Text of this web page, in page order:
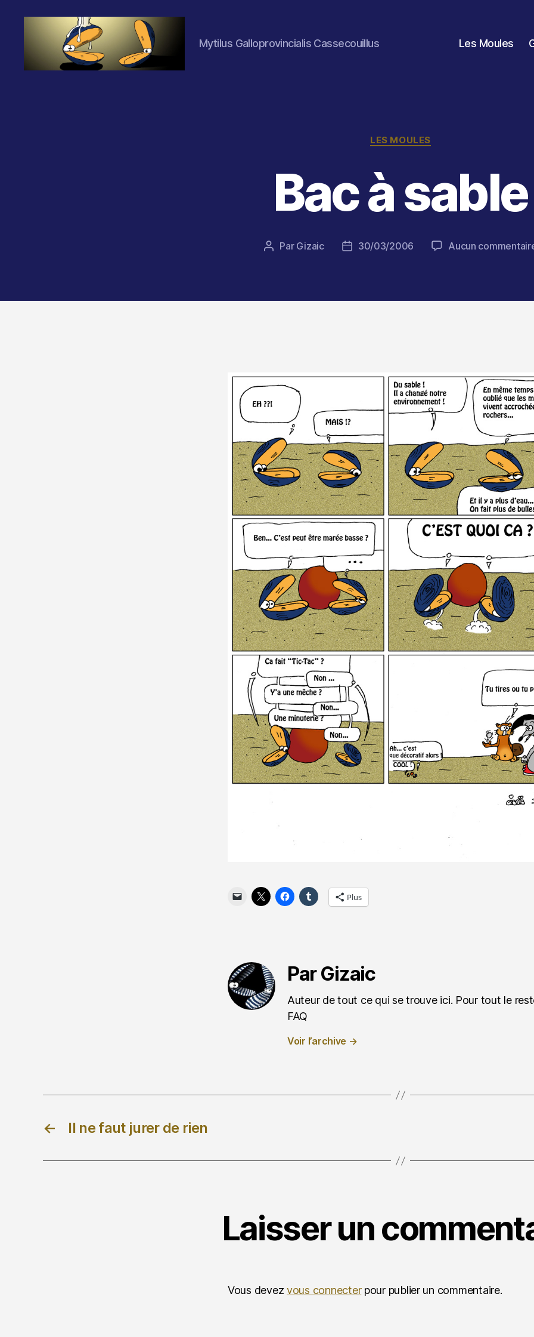
Mytilus Galloprovincialis Cassecouillus Les Moules
Catégories
LES MOULES
Bac à sable
Auteur
Par Gizaic
Date30/03/2006 Aucun
Plus
Par Gizaic
Auteur de tout ce qui se trouve ici. Pour tout le
FAQ
Voir l’archive →
← Il ne faut jurer de rien
Laisser un
Vous devezvous connecterpour publier un commentaire.